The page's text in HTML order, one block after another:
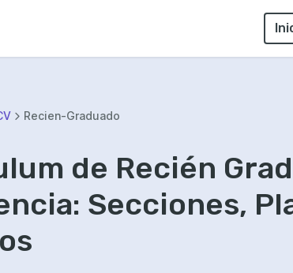
Recien-Graduado
de Recién
Secciones,